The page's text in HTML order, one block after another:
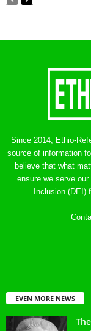
Since 2014, Ethio-
source of information
believe that what
ensure we serve
Inclusion (DEI)
EVEN MORE NEWS